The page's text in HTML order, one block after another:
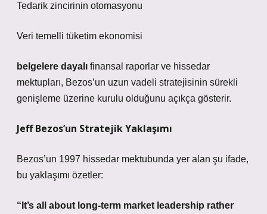
Tedarik zincirinin otomasyonu
Veri temelli tüketim ekonomisi
belgelere dayalı finansal raporlar ve hissedar
mektupları, Bezos’un uzun vadeli stratejisinin sürekli
genişleme üzerine kurulu olduğunu açıkça gösterir.
Jeff Bezos’un Stratejik Yaklaşımı
Bezos’un 1997 hissedar mektubunda yer alan şu ifade,
bu yaklaşımı özetler:
“It’s all about long-term market leadership rather